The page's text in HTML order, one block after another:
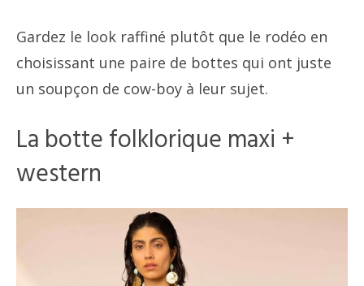
Gardez le look raffiné plutôt que le rodéo en
choisissant une paire de bottes qui ont juste
un soupçon de cow-boy à leur sujet.
La botte folklorique maxi +
western